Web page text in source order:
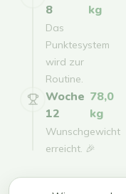
8
kg
Das
Punktesystem
wird zur
Routine.
Woche
12
78,0
kg
Wunschgewicht
erreicht. 🎉